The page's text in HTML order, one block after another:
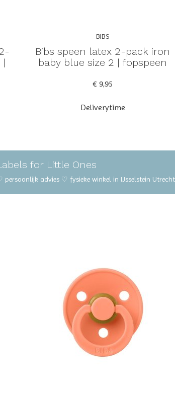
BIBS
Bibs speen latex 2-pack iron
baby blue size 2 | fopspeen
€ 9,95
Deliverytime
for Little Ones
advies ♡ fysieke winkel in IJsselstein